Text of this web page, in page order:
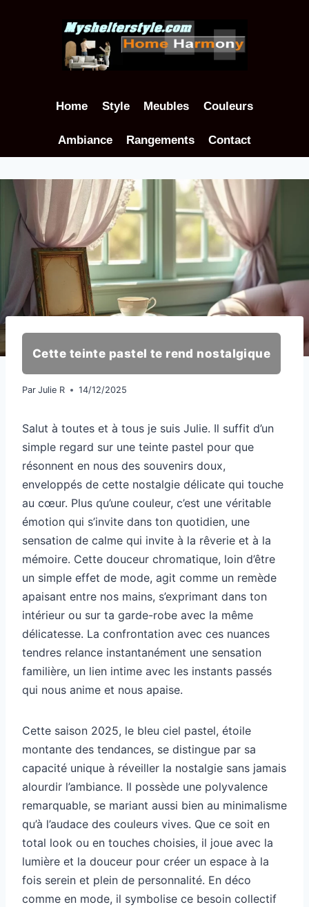
Home Style Meubles Couleurs
Ambiance Rangements Contact
Cette teinte pastel te rend nostalgique
Par Julie R 14/12/2025
Salut à toutes et à tous je suis Julie. Il suffit d’un
simple regard sur une teinte pastel pour que
résonnent en nous des souvenirs doux,
enveloppés de cette nostalgie délicate qui touche
au cœur. Plus qu’une couleur, c’est une véritable
émotion qui s’invite dans ton quotidien, une
sensation de calme qui invite à la rêverie et à la
mémoire. Cette douceur chromatique, loin d’être
un simple effet de mode, agit comme un remède
apaisant entre nos mains, s’exprimant dans ton
intérieur ou sur ta garde-robe avec la même
délicatesse. La confrontation avec ces nuances
tendres relance instantanément une sensation
familière, un lien intime avec les instants passés
qui nous anime et nous apaise.
Cette saison 2025, le bleu ciel pastel, étoile
montante des tendances, se distingue par sa
capacité unique à réveiller la nostalgie sans jamais
alourdir l’ambiance. Il possède une polyvalence
remarquable, se mariant aussi bien au minimalisme
qu’à l’audace des couleurs vives. Que ce soit en
total look ou en touches choisies, il joue avec la
lumière et la douceur pour créer un espace à la
fois serein et plein de personnalité. En déco
comme en mode, il symbolise ce besoin collectif